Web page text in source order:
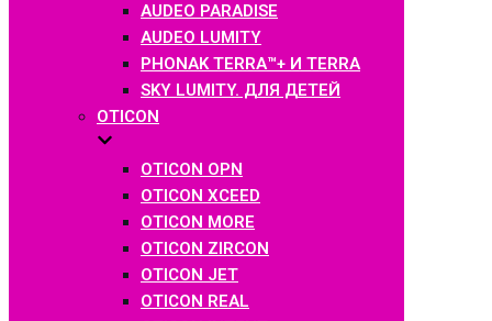
AUDEO PARADISE
AUDEO LUMITY
PHONAK TERRA™+ И TERRA
SKY LUMITY. ДЛЯ ДЕТЕЙ
OTICON
OTICON OPN
OTICON XCEED
OTICON MORE
OTICON ZIRCON
OTICON JET
OTICON REAL